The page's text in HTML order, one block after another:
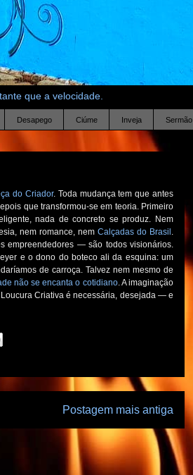
que a velocidade.
Desapego Ciúme Inveja Sermão
do Criador. Toda mudança tem que antes
que transformou-se em teoria. Primeiro
nada de concreto se produz. Nem
nem romance, nem Calçadas do Brasil .
empreendedores — são todos visionários.
e o dono do boteco ali da esquina: um
de carroça. Talvez nem mesmo de
não se encanta o cotidiano. A imaginação
Criativa é necessária, desejada — e
Postagem mais antiga